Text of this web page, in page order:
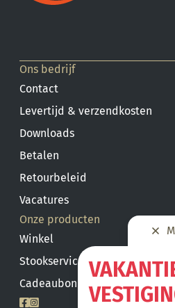
Ons bedrijf
Contact
Levertijd & verzendkosten
Downloads
Betalen
Retourbeleid
Vacatures
Onze producten
Winkel
Stookservice
Cadeaubon saldo